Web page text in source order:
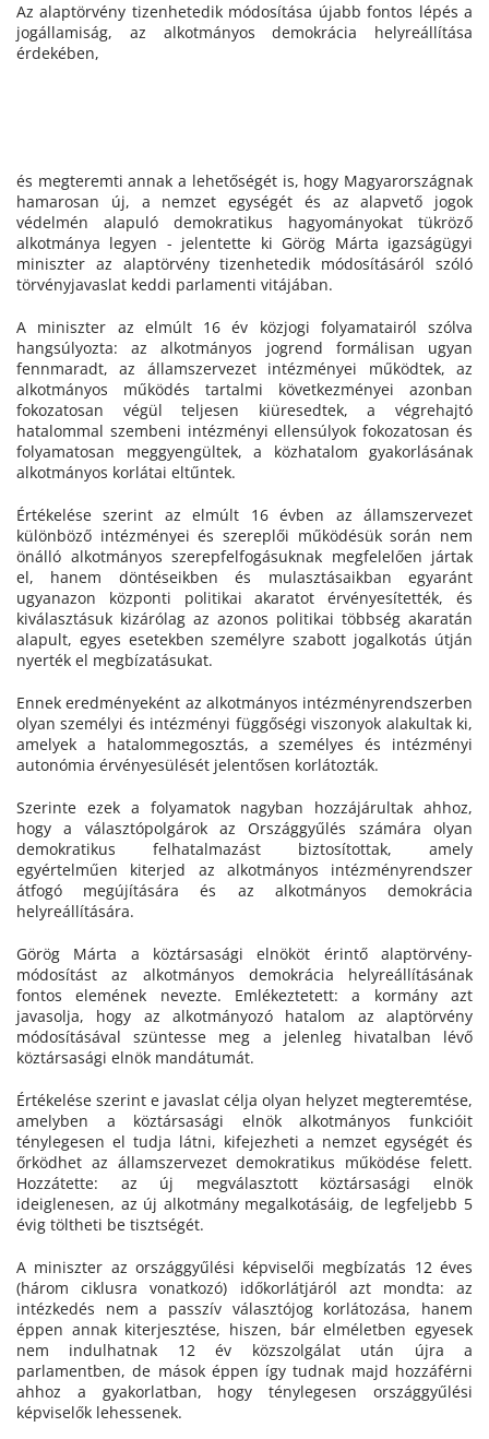
Az alaptörvény tizenhetedik módosítása újabb fontos lépés a
jogállamiság, az alkotmányos demokrácia helyreállítása
érdekében,
és megteremti annak a lehetőségét is, hogy Magyarországnak
hamarosan új, a nemzet egységét és az alapvető jogok
védelmén alapuló demokratikus hagyományokat tükröző
alkotmánya legyen - jelentette ki Görög Márta igazságügyi
miniszter az alaptörvény tizenhetedik módosításáról szóló
törvényjavaslat keddi parlamenti vitájában.
A miniszter az elmúlt 16 év közjogi folyamatairól szólva
hangsúlyozta: az alkotmányos jogrend formálisan ugyan
fennmaradt, az államszervezet intézményei működtek, az
alkotmányos működés tartalmi következményei azonban
fokozatosan végül teljesen kiüresedtek, a végrehajtó
hatalommal szembeni intézményi ellensúlyok fokozatosan és
folyamatosan meggyengültek, a közhatalom gyakorlásának
alkotmányos korlátai eltűntek.
Értékelése szerint az elmúlt 16 évben az államszervezet
különböző intézményei és szereplői működésük során nem
önálló alkotmányos szerepfelfogásuknak megfelelően jártak
el, hanem döntéseikben és mulasztásaikban egyaránt
ugyanazon központi politikai akaratot érvényesítették, és
kiválasztásuk kizárólag az azonos politikai többség akaratán
alapult, egyes esetekben személyre szabott jogalkotás útján
nyerték el megbízatásukat.
Ennek eredményeként az alkotmányos intézményrendszerben
olyan személyi és intézményi függőségi viszonyok alakultak ki,
amelyek a hatalommegosztás, a személyes és intézményi
autonómia érvényesülését jelentősen korlátozták.
Szerinte ezek a folyamatok nagyban hozzájárultak ahhoz,
hogy a választópolgárok az Országgyűlés számára olyan
demokratikus felhatalmazást biztosítottak, amely
egyértelműen kiterjed az alkotmányos intézményrendszer
átfogó megújítására és az alkotmányos demokrácia
helyreállítására.
Görög Márta a köztársasági elnököt érintő alaptörvény-
módosítást az alkotmányos demokrácia helyreállításának
fontos elemének nevezte. Emlékeztetett: a kormány azt
javasolja, hogy az alkotmányozó hatalom az alaptörvény
módosításával szüntesse meg a jelenleg hivatalban lévő
köztársasági elnök mandátumát.
Értékelése szerint e javaslat célja olyan helyzet megteremtése,
amelyben a köztársasági elnök alkotmányos funkcióit
ténylegesen el tudja látni, kifejezheti a nemzet egységét és
őrködhet az államszervezet demokratikus működése felett.
Hozzátette: az új megválasztott köztársasági elnök
ideiglenesen, az új alkotmány megalkotásáig, de legfeljebb 5
évig töltheti be tisztségét.
A miniszter az országgyűlési képviselői megbízatás 12 éves
(három ciklusra vonatkozó) időkorlátjáról azt mondta: az
intézkedés nem a passzív választójog korlátozása, hanem
éppen annak kiterjesztése, hiszen, bár elméletben egyesek
nem indulhatnak 12 év közszolgálat után újra a
parlamentben, de mások éppen így tudnak majd hozzáférni
ahhoz a gyakorlatban, hogy ténylegesen országgyűlési
képviselők lehessenek.